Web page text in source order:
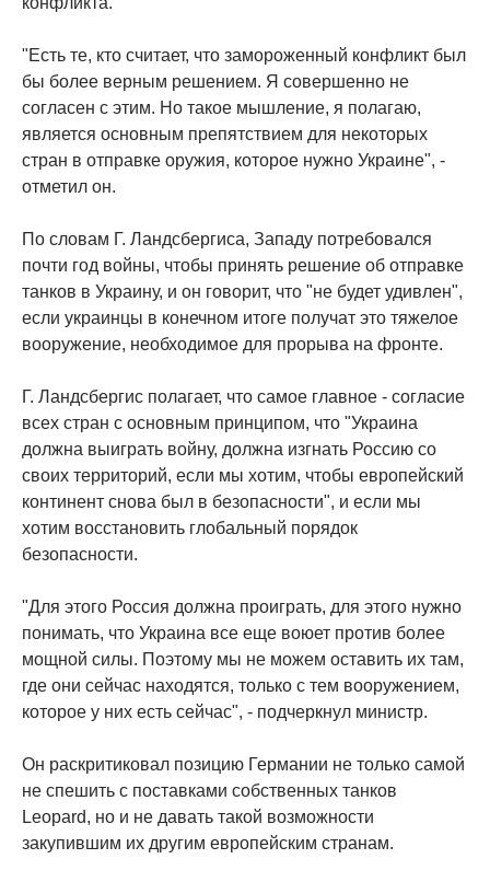
"Есть те, кто считает, что замороженный конфликт был
бы более верным решением. Я совершенно не
согласен с этим. Но такое мышление, я полагаю,
является основным препятствием для некоторых
стран в отправке оружия, которое нужно Украине", -
отметил он.
По словам Г. Ландсбергиса, Западу потребовался
почти год войны, чтобы принять решение об отправке
танков в Украину, и он говорит, что "не будет удивлен",
если украинцы в конечном итоге получат это тяжелое
вооружение, необходимое для прорыва на фронте.
Г. Ландсбергис полагает, что самое главное - согласие
всех стран с основным принципом, что "Украина
должна выиграть войну, должна изгнать Россию со
своих территорий, если мы хотим, чтобы европейский
континент снова был в безопасности", и если мы
хотим восстановить глобальный порядок
безопасности.
"Для этого Россия должна проиграть, для этого нужно
понимать, что Украина все еще воюет против более
мощной силы. Поэтому мы не можем оставить их там,
где они сейчас находятся, только с тем вооружением,
которое у них есть сейчас", - подчеркнул министр.
Он раскритиковал позицию Германии не только самой
не спешить с поставками собственных танков
Leopard, но и не давать такой возможности
закупившим их другим европейским странам.